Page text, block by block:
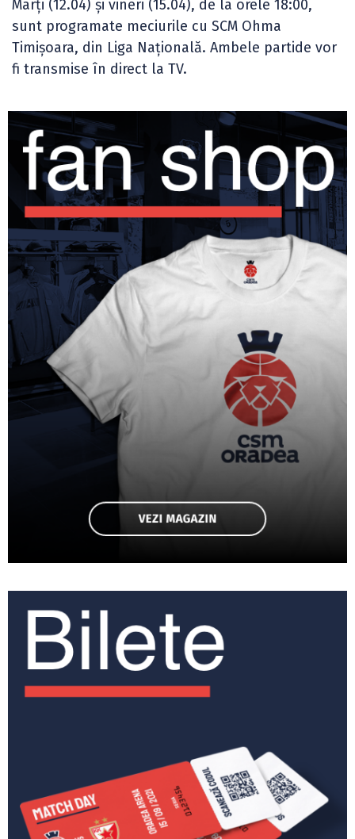
Marți (12.04) și vineri (15.04), de la orele 18:00,
sunt programate meciurile cu SCM Ohma
Timișoara, din Liga Națională. Ambele partide vor
fi transmise în direct la TV.